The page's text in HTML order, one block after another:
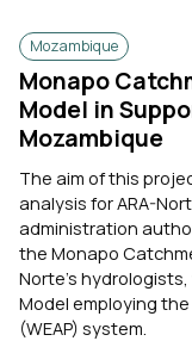
Mozambique
Monapo
Model in
Mozambique
The aim of this
analysis for ARA-
administration
the Monapo
Norte's
Model employing
(WEAP) system.